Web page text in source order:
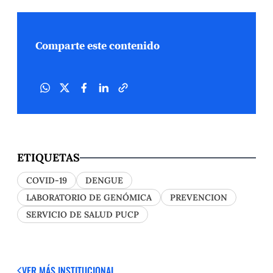
Comparte este contenido
ETIQUETAS
COVID-19
DENGUE
LABORATORIO DE GENÓMICA
PREVENCION
SERVICIO DE SALUD PUCP